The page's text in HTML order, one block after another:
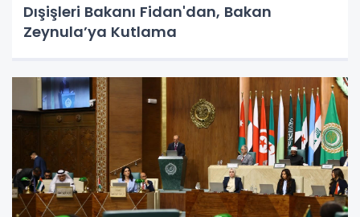
Dışişleri Bakanı Fidan'dan, Bakan
Zeynula’ya Kutlama